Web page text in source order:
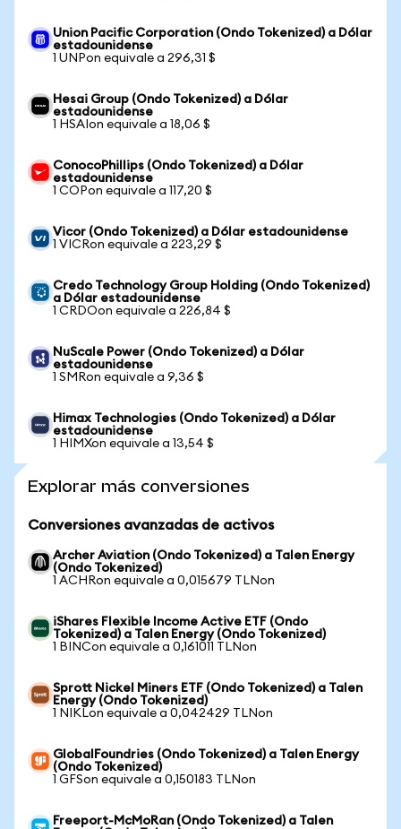
Union Pacific Corporation (Ondo Tokenized) a Dólar
estadounidense
1 UNPon equivale a 296,31 $
Hesai Group (Ondo Tokenized) a Dólar
estadounidense
1 HSAIon equivale a 18,06 $
ConocoPhillips (Ondo Tokenized) a Dólar
estadounidense
1 COPon equivale a 117,20 $
Vicor (Ondo Tokenized) a Dólar estadounidense
1 VICRon equivale a 223,29 $
Credo Technology Group Holding (Ondo Tokenized)
a Dólar estadounidense
1 CRDOon equivale a 226,84 $
NuScale Power (Ondo Tokenized) a Dólar
estadounidense
1 SMRon equivale a 9,36 $
Himax Technologies (Ondo Tokenized) a Dólar
estadounidense
1 HIMXon equivale a 13,54 $
Explorar más conversiones
Conversiones avanzadas de activos
Archer Aviation (Ondo Tokenized) a Talen Energy
(Ondo Tokenized)
1 ACHRon equivale a 0,015679 TLNon
iShares Flexible Income Active ETF (Ondo
Tokenized) a Talen Energy (Ondo Tokenized)
1 BINCon equivale a 0,161011 TLNon
Sprott Nickel Miners ETF (Ondo Tokenized) a Talen
Energy (Ondo Tokenized)
1 NIKLon equivale a 0,042429 TLNon
GlobalFoundries (Ondo Tokenized) a Talen Energy
(Ondo Tokenized)
1 GFSon equivale a 0,150183 TLNon
Freeport-McMoRan (Ondo Tokenized) a Talen